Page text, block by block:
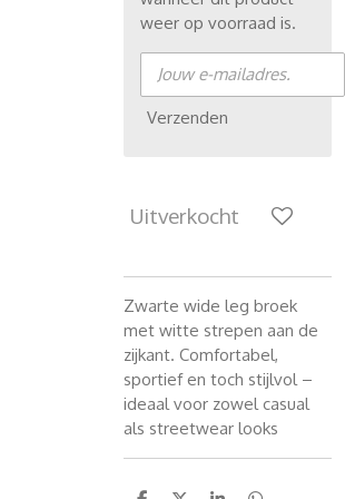
weer op voorraad is.
Verzenden
Uitverkocht
Zwarte wide leg broek
met witte strepen aan de
zijkant. Comfortabel,
sportief en toch stijlvol –
ideaal voor zowel casual
als streetwear looks